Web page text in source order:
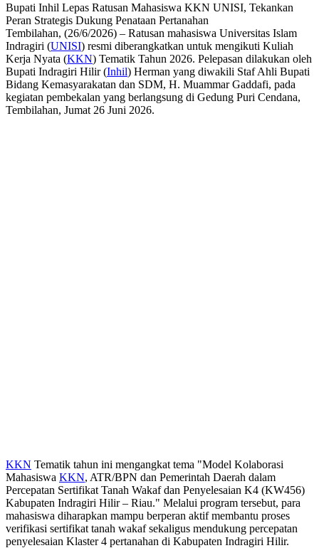
Bupati Inhil Lepas Ratusan Mahasiswa KKN UNISI, Tekankan
Peran Strategis Dukung Penataan Pertanahan
Tembilahan, (26/6/2026) – Ratusan mahasiswa Universitas Islam
Indragiri (UNISI) resmi diberangkatkan untuk mengikuti Kuliah
Kerja Nyata (KKN) Tematik Tahun 2026. Pelepasan dilakukan oleh
Bupati Indragiri Hilir (Inhil) Herman yang diwakili Staf Ahli Bupati
Bidang Kemasyarakatan dan SDM, H. Muammar Gaddafi, pada
kegiatan pembekalan yang berlangsung di Gedung Puri Cendana,
Tembilahan, Jumat 26 Juni 2026.
KKN Tematik tahun ini mengangkat tema "Model Kolaborasi
Mahasiswa KKN, ATR/BPN dan Pemerintah Daerah dalam
Percepatan Sertifikat Tanah Wakaf dan Penyelesaian K4 (KW456)
Kabupaten Indragiri Hilir – Riau." Melalui program tersebut, para
mahasiswa diharapkan mampu berperan aktif membantu proses
verifikasi sertifikat tanah wakaf sekaligus mendukung percepatan
penyelesaian Klaster 4 pertanahan di Kabupaten Indragiri Hilir.